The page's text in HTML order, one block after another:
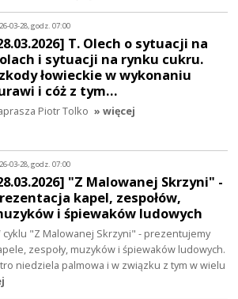
03-28, godz. 07:00
T. Olech o sytuacji na
i sytuacji na rynku cukru.
łowieckie w wykonaniu
i cóż z tym…
Piotr Tolko » więcej
03-28, godz. 07:00
"Z Malowanej Skrzyni" -
kapel, zespołów,
i śpiewaków ludowych
cyklu "Z Malowanej Skrzyni" - prezentujemy
zespoły, muzyków i śpiewaków ludowych.
niedziela palmowa i w związku z tym w wielu